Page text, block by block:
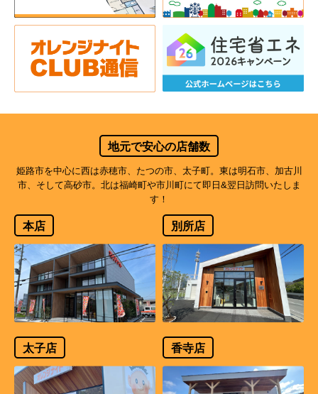
地元で安心の店舗数
姫路市を中心に西は赤穂市、たつの市、太子町。東は明石市、加古川
市、そして高砂市。北は福崎町や市川町にて即日&翌日訪問いたしま
す！
本店 別所店
太子店 香寺店